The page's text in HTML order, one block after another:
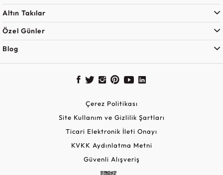
Altın Takılar
Özel Günler
Blog
Çerez Politikası
Site Kullanım ve Gizlilik Şartları
Ticari Elektronik İleti Onayı
KVKK Aydınlatma Metni
Güvenli Alışveriş